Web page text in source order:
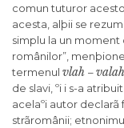
comun tuturor
acesta, alþii se
simplu la un moment
românilor”,
termenul vlah –valah
de slavi, ºi i s-a
acelaºi autor declarã
strãromânii;